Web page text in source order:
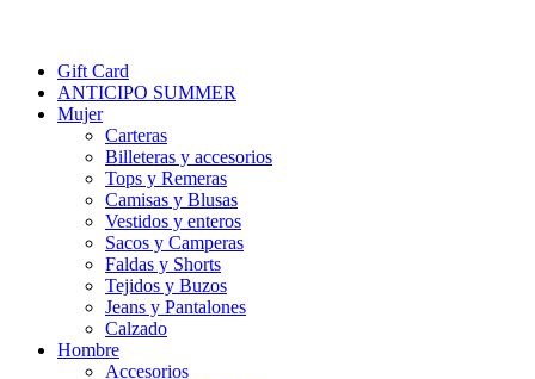
Gift Card
ANTICIPO SUMMER
Mujer
Carteras
Billeteras y accesorios
Tops y Remeras
Camisas y Blusas
Vestidos y enteros
Sacos y Camperas
Faldas y Shorts
Tejidos y Buzos
Jeans y Pantalones
Calzado
Hombre
Accesorios